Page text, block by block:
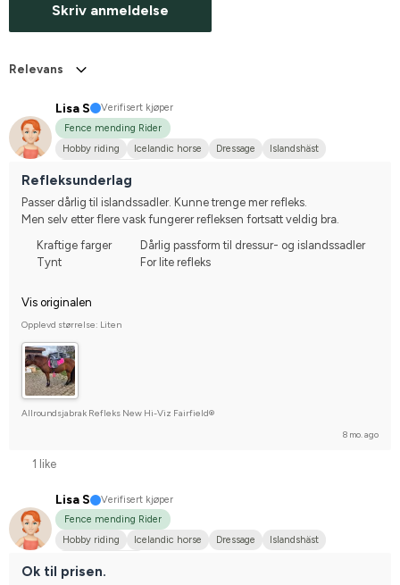
Skriv anmeldelse
Relevans
Lisa S
Verifisert kjøper
Fence mending Rider
Hobby riding
Icelandic horse Dressage
Islandshäst
Refleksunderlag
Passer dårlig til islandssadler. Kunne trenge mer refleks.
Men selv etter flere vask fungerer refleksen fortsatt veldig bra.
Kraftige farger
Tynt
Dårlig passform til dressur- og islandssadler
For lite refleks
Vis originalen
Opplevd størrelse: Liten
Allroundsjabrak Refleks New Hi-Viz Fairfield®
8 mo. ago
1 like
Lisa S
Verifisert kjøper
Fence mending Rider
Hobby riding
Icelandic horse Dressage
Islandshäst
Ok til prisen.